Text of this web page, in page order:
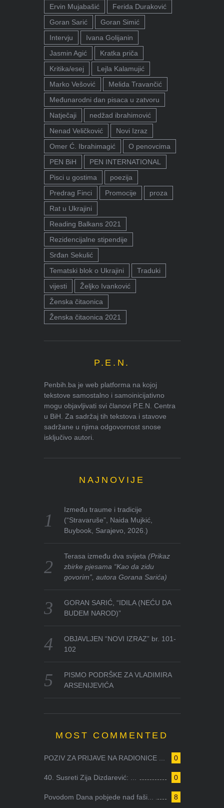
Ervin Mujabašić
Ferida Duraković
Goran Sarić
Goran Simić
Intervju
Ivana Golijanin
Jasmin Agić
Kratka priča
Kritika/esej
Lejla Kalamujić
Marko Vešović
Melida Travančić
Međunarodni dan pisaca u zatvoru
Natječaji
nedžad ibrahimović
Nenad Veličković
Novi Izraz
Omer Ć. Ibrahimagić
O penovcima
PEN BiH
PEN INTERNATIONAL
Pisci u gostima
poezija
Predrag Finci
Promocije
proza
Rat u Ukrajini
Reading Balkans 2021
Rezidencijalne stipendije
Srđan Sekulić
Tematski blok o Ukrajini
Traduki
vijesti
Željko Ivanković
Ženska čitaonica
Ženska čitaonica 2021
P.E.N.
Penbih.ba je web platforma na kojoj
tekstove samostalno i samoinicijativno
mogu objavljivati svi članovi P.E.N. Centra
u BiH. Za sadržaj tih tekstova i stavove
sadržane u njima odgovornost snose
isključivo autori.
NAJNOVIJE
Između traume i tradicije
(“Stravaruše”, Naida Mujkić,
Buybook, Sarajevo, 2026.)
Terasa između dva svijeta(Prikaz
zbirke pjesama “Kao da zidu
govorim”, autora Gorana Sarića)
GORAN SARIĆ, “IDILA (NEĆU DA
BUDEM NAROD)”
OBJAVLJEN “NOVI IZRAZ” br. 101-
102
PISMO PODRŠKE ZA VLADIMIRA
ARSENIJEVIĆA
MOST COMMENTED
0
POZIV ZA PRIJAVE NA RADIONICE ...
0
40. Susreti Zija Dizdarević: ...
8
Povodom Dana pobjede nad faši...